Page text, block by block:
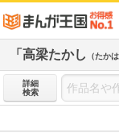
「高梁たかし （たか
詳細
検索